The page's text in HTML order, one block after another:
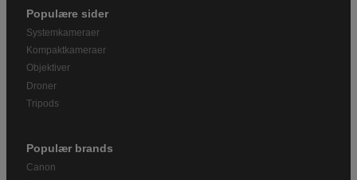
Populære sider
Systemkameraer
Kompaktkameraer
Objektiver
Droner
Tripods
Populær brands
Canon